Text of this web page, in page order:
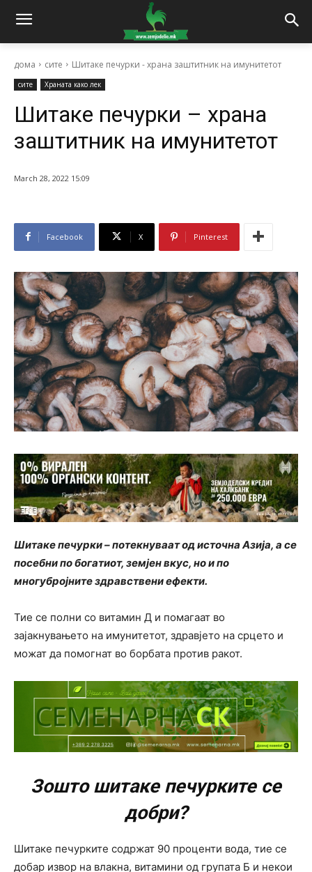
дома сите Шитаке печурки - храна заштитник на имунитетот
сите Храната како лек
Шитаке печурки – храна
заштитник на имунитетот
March 28, 2022 15:09
Facebook X Pinterest
Шитаке печурки – потекнуваат од источна Азија, а се
посебни по богатиот, земјен вкус, но и по
многубројните здравствени ефекти.
Тие се полни со витамин Д и помагаат во
зајакнувањето на имунитетот, здравјето на срцето и
можат да помогнат во борбата против ракот.
Зошто шитаке печурките се
добри?
Шитаке печурките содржат 90 проценти вода, тие се
добар извор на влакна, витамини од групата Б и некои